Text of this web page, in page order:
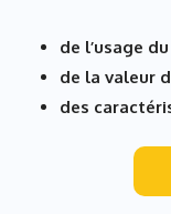
de l’usage
de la valeur
des